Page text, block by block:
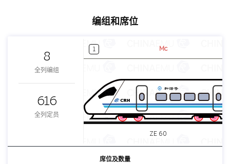
编组和席位
8
全列编组
616
全列定员
1 Mc
ZE 60
席位及数量